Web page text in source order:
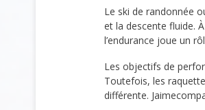
Le ski de randonnée
et la descente fluide.
l’endurance joue un
Les objectifs de
Toutefois, les
différente.